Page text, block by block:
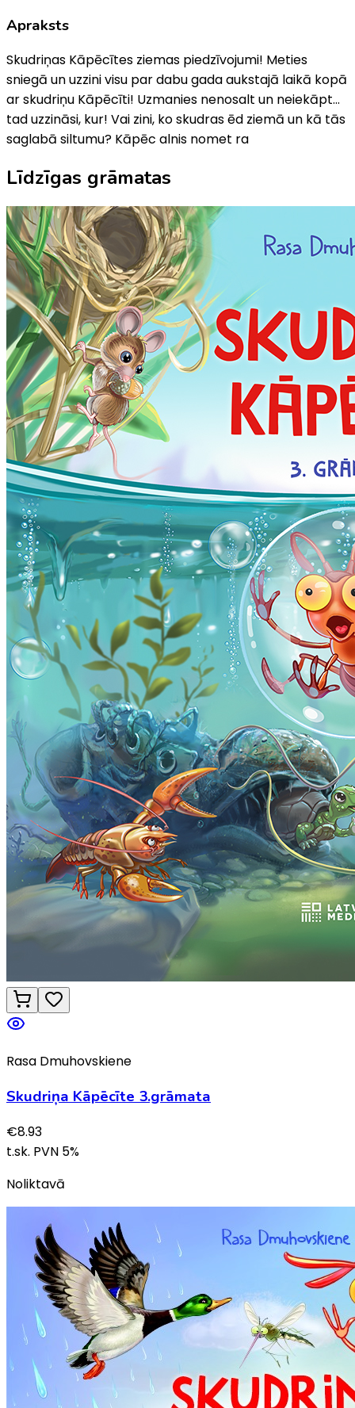
Apraksts
Skudriņas Kāpēcītes ziemas piedzīvojumi! Meties
sniegā un uzzini visu par dabu gada aukstajā laikā kopā
ar skudriņu Kāpēcīti! Uzmanies nenosalt un neiekāpt...
tad uzzināsi, kur! Vai zini, ko skudras ēd ziemā un kā tās
saglabā siltumu? Kāpēc alnis nomet ra
Līdzīgas grāmatas
Rasa Dmuhovskiene
Skudriņa Kāpēcīte 3.grāmata
€8.93
t.sk. PVN 5%
Noliktavā